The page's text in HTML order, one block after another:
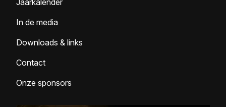
Jaarkalender
In de media
Downloads & links
Contact
Onze sponsors